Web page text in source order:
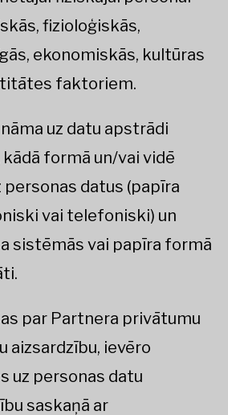
fizioloģiskās,
ekonomiskās, kultūras
faktoriem.
uz datu apstrādi
formā un/vai vidē
datus (papīra
vai telefoniski) un
sistēmās vai papīra formā
par Partnera privātumu
aizsardzību, ievēro
uz personas datu
saskaņā ar